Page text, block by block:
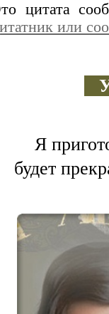
цитата
или
Я
будет